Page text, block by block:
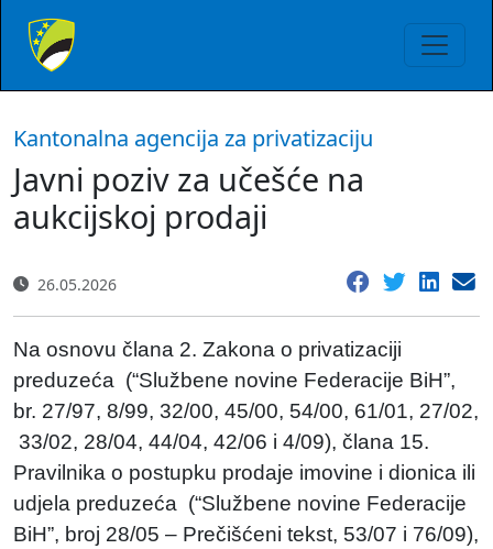
Kantonalna agencija za privatizaciju
Javni poziv za učešće na
aukcijskoj prodaji
26.05.2026
Na osnovu člana 2. Zakona o privatizaciji
preduzeća (“Službene novine Federacije BiH”,
br. 27/97, 8/99, 32/00, 45/00, 54/00, 61/01, 27/02,
33/02, 28/04, 44/04, 42/06 i 4/09), člana 15.
Pravilnika o postupku prodaje imovine i dionica ili
udjela preduzeća (“Službene novine Federacije
BiH”, broj 28/05 – Prečišćeni tekst, 53/07 i 76/09),